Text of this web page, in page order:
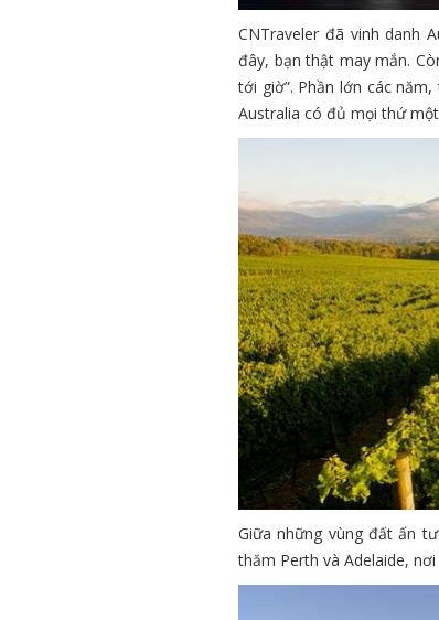
CNTraveler đã vinh danh
đây, bạn thật may mắn.
tới giờ”. Phần lớn các
Australia có đủ mọi thứ
Giữa những vùng đất ấn
thăm Perth và Adelaide,